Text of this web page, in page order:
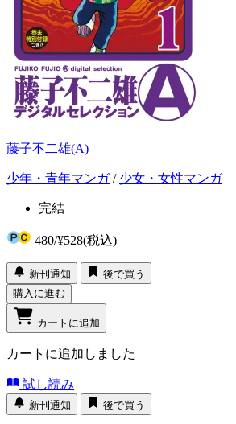
藤子不二雄(A)
少年・青年マンガ/ 少女・女性マンガ
完結
480/¥528(税込)
新刊通知
後で買う
購入に進む
カートに追加
カートに追加しました
試し読み
新刊通知 後で買う